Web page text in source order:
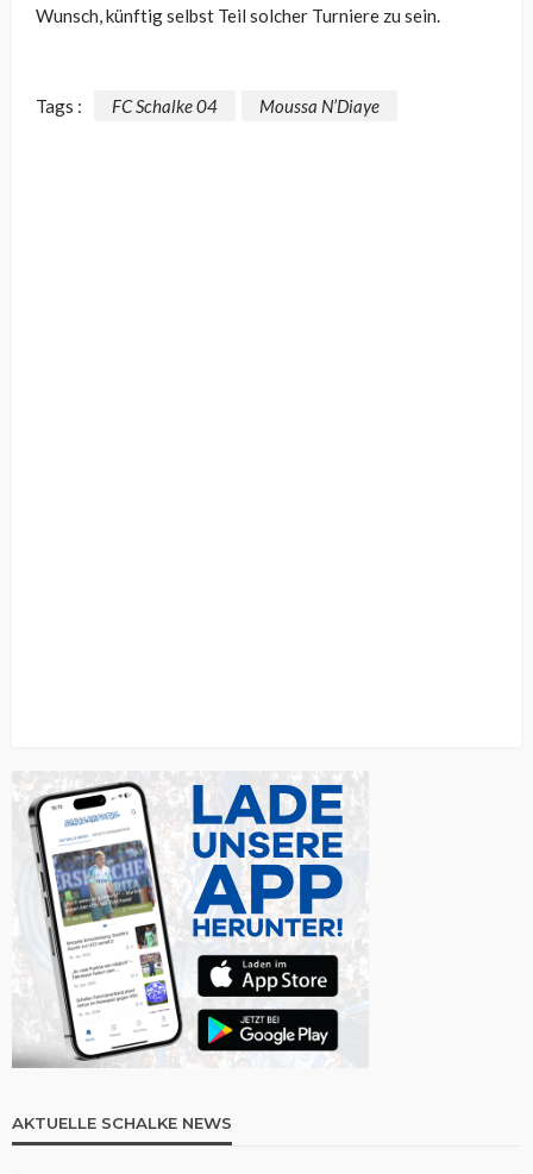
Wunsch, künftig selbst Teil solcher Turniere zu sein.
Tags : FC Schalke 04 Moussa N’Diaye
AKTUELLE SCHALKE NEWS